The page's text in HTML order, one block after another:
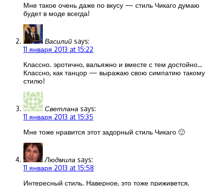
Мне такое очень даже по вкусу — стиль Чикаго думаю
будет в моде всегда!
Василий says:
11 января 2013 at 15:22
Классно. эротично, вальяжно и вместе с тем достойно…
Классно, как танцор — выражаю свою симпатию такому
стилю!
Светлана says:
11 января 2013 at 15:35
Мне тоже нравится этот задорный стиль Чикаго 🙂
Людмила says:
11 января 2013 at 15:58
Интересный стиль. Наверное, это тоже приживется,